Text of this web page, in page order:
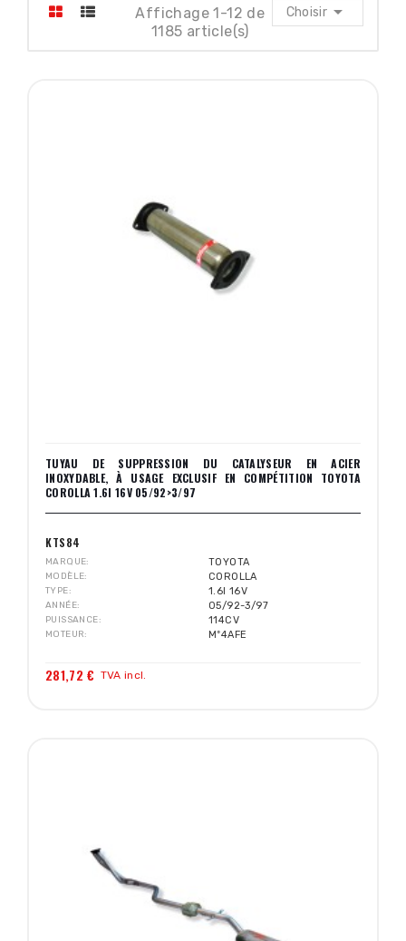
Choisir 
Affichage 1-12 de
1185 article(s)
TUYAU DE SUPPRESSION DU CATALYSEUR EN ACIER
INOXYDABLE, À USAGE EXCLUSIF EN COMPÉTITION TOYOTA
COROLLA 1.6I 16V 05/92>3/97
KTS84
MARQUE TOYOTA
MODÈLE COROLLA
TYPE 1.6I 16V
ANNÉE 05/92-3/97
PUISSANCE 114CV
MOTEUR Mº4AFE
281,72 € TVA incl.